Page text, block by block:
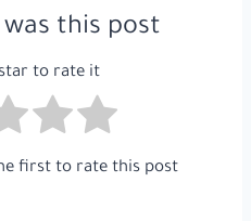
this post?
to rate it!
first to rate this post.